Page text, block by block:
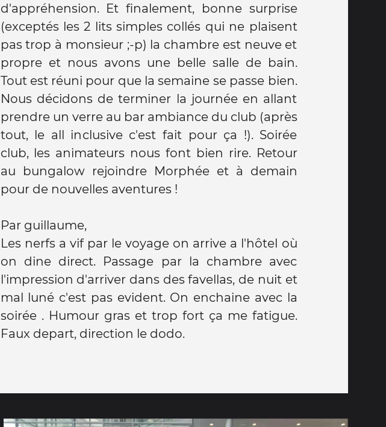
pour de nouvelles aventures !
Par guillaume,
Les nerfs a vif par le voyage on arrive a l'hôtel où
on dine direct. Passage par la chambre avec
l'impression d'arriver dans des favellas, de nuit et
mal luné c'est pas evident. On enchaine avec la
soirée . Humour gras et trop fort ça me fatigue.
Faux depart, direction le dodo.